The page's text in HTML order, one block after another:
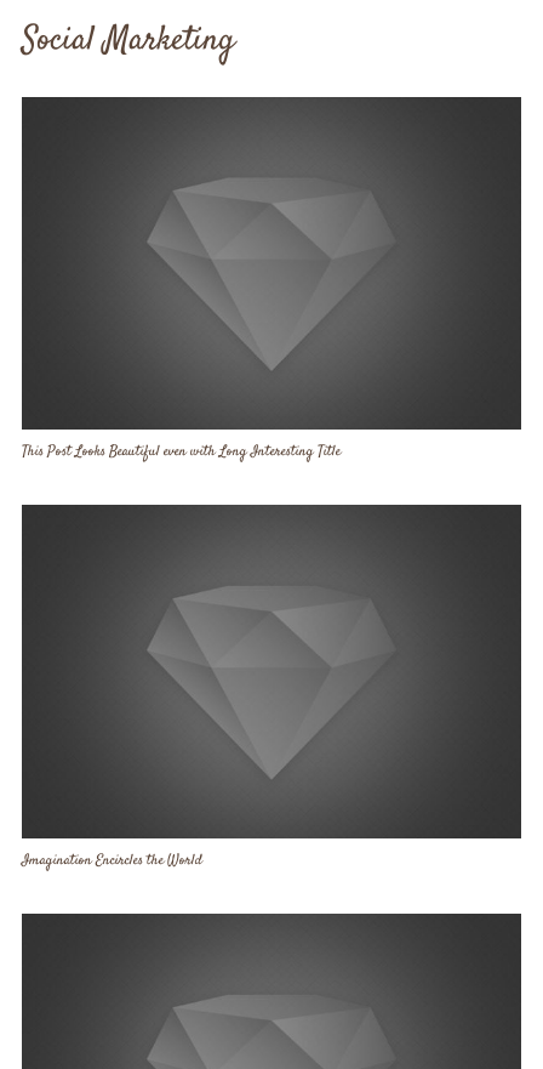
Social Marketing
This Post Looks Beautiful even with Long Interesting Title
Imagination Encircles the World